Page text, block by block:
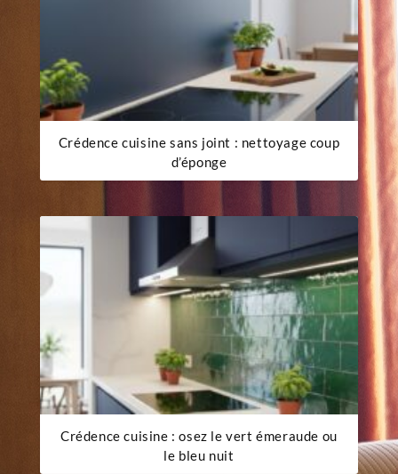
Crédence cuisine sans joint : nettoyage coup
d’éponge
Crédence cuisine : osez le vert émeraude ou
le bleu nuit